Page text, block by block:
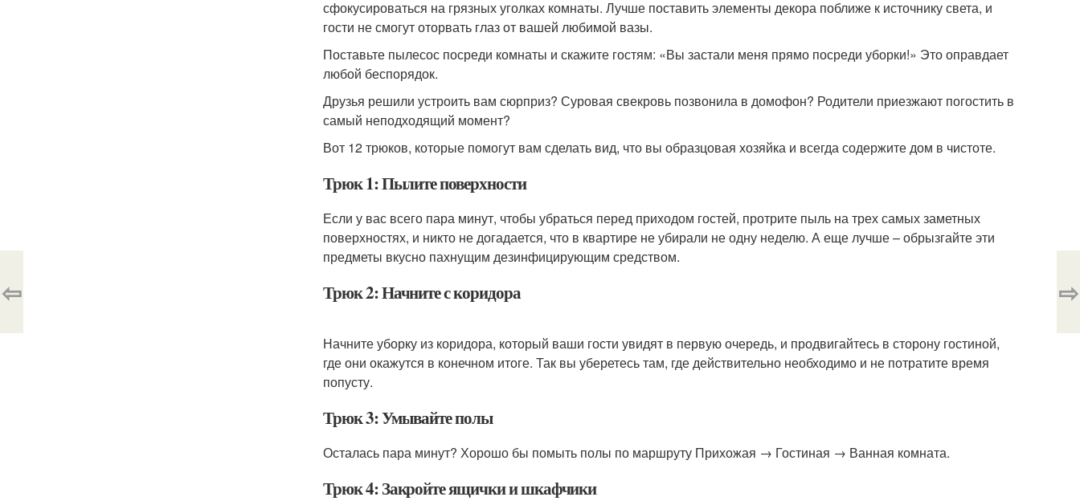
сфокусироваться на грязных уголках комнаты. Лучше поставить элементы декора поближе к источнику света, и
гости не смогут оторвать глаз от вашей любимой вазы.
Поставьте пылесос посреди комнаты и скажите гостям: «Вы застали меня прямо посреди уборки!» Это оправдает
любой беспорядок.
Друзья решили устроить вам сюрприз? Суровая свекровь позвонила в домофон? Родители приезжают погостить в
самый неподходящий момент?
Вот 12 трюков, которые помогут вам сделать вид, что вы образцовая хозяйка и всегда содержите дом в чистоте.
Трюк 1: Пылите поверхности
Если у вас всего пара минут, чтобы убраться перед приходом гостей, протрите пыль на трех самых заметных
поверхностях, и никто не догадается, что в квартире не убирали не одну неделю. А еще лучше – обрызгайте эти
предметы вкусно пахнущим дезинфицирующим средством.
Трюк 2: Начните с коридора
Начните уборку из коридора, который ваши гости увидят в первую очередь, и продвигайтесь в сторону гостиной,
где они окажутся в конечном итоге. Так вы уберетесь там, где действительно необходимо и не потратите время
попусту.
Трюк 3: Умывайте полы
Осталась пара минут? Хорошо бы помыть полы по маршруту Прихожая → Гостиная → Ванная комната.
Трюк 4: Закройте ящички и шкафчики
⇦ ⇨